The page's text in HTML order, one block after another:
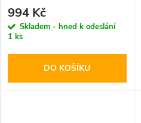
A41 MagSafe Wireless
Charger White
994 Kč
Skladem - hned k odeslání
1 ks
DO KOŠÍKU